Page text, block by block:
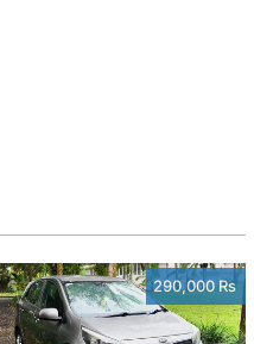
290,000 Rs